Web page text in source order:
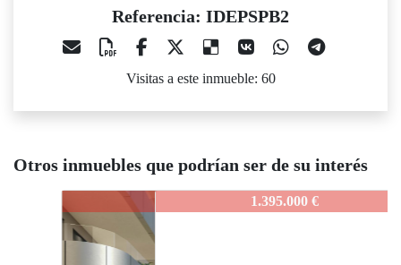
Referencia: IDEPSPB2
Visitas a este inmueble: 60
Otros inmuebles que podrían ser de su interés
IDEPSPB2